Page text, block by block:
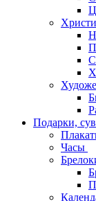
Подарки,
Часы